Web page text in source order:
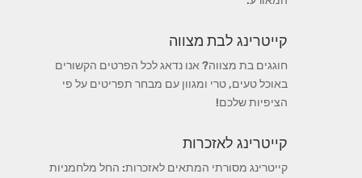
קייטרינג לבת מצווה
חוגגים בת מצווה? אנו נדאג לכל הפרטים הקשורים
באוכל טעים, טרי ומגוון עם מבחר תפריטים על פי
הציפיות שלכם!
קייטרינג לאזכרות
קייטרינג מסורתי המתאים לאזכרות: החל מלחמניות